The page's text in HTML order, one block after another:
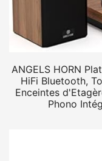
ANGELS HORN
HiFi Bluetooth,
Enceintes
Phono